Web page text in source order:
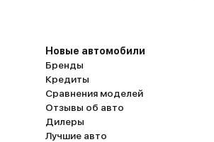
Новые автомобили
Бренды
Кредиты
Сравнения моделей
Отзывы об авто
Дилеры
Лучшие авто